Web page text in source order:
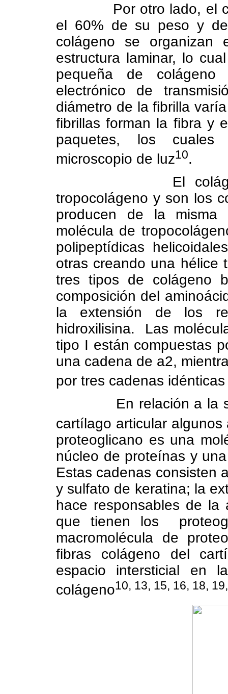
Por otro lado, el
el 60% de su peso y
colágeno se
estructura laminar, lo
pequeña de colágeno
electrónico de
diámetro de la fibrilla
fibrillas forman la fibra y
paquetes, los
microscopio de luz10.
El
tropocolágeno y son los
producen de la misma
molécula de
polipeptídicas
otras creando una hélice
tres tipos de colágeno
composición del
la extensión de los
hidroxilisina.
Las
tipo I están compuestas
una cadena de a2,
por tres cadenas
En relación a la
cartílago articular algunos
proteoglicano es una
núcleo de proteínas y
Estas cadenas consisten
y sulfato de keratina; la
hace responsables de
que tienen los
macromolécula de
fibras colágeno del
espacio intersticial en
colágeno10, 13, 15, 16, 18,